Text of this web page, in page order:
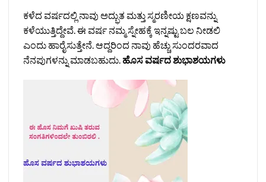
ಕಳೆದ ವರ್ಷದಲ್ಲಿ ನಾವು ಅದ್ಭುತ ಮತ್ತು ಸ್ಮರಣೀಯ ಕ್ಷಣವನ್ನು
ಕಳೆಯುತ್ತಿದ್ದೇವೆ. ಈ ವರ್ಷ ನಮ್ಮ ಸ್ನೇಹಕ್ಕೆ ಇನ್ನಷ್ಟು ಬಲ ನೀಡಲಿ
ಎಂದು ಹಾರೈಸುತ್ತೇನೆ. ಆದ್ದರಿಂದ ನಾವು ಹೆಚ್ಚು ಸುಂದರವಾದ
ನೆನಪುಗಳನ್ನು ಮಾಡಬಹುದು.ಹೊಸ ವರ್ಷದ ಶುಭಾಶಯಗಳು